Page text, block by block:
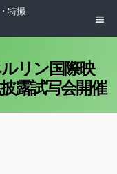
特撮
リン国際映
露試写会開催